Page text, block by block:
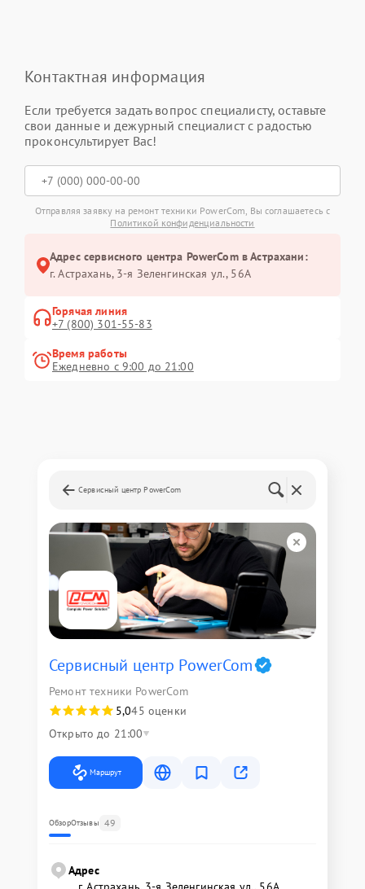
Контактная информация
Если требуется задать вопрос специалисту, оставьте
свои данные и дежурный специалист с радостью
проконсультирует Вас!
Отправляя заявку на ремонт техники PowerCom, Вы соглашаетесь с
Политикой конфиденциальности
Адрес сервисного центра PowerCom в Астрахани:
г. Астрахань, 3-я Зеленгинская ул., 56А
Горячая линия
+7 (800) 301-55-83
Время работы
Ежедневно с 9:00 до 21:00
Сервисный центр PowerCom
Сервисный центр PowerCom
Ремонт техники PowerCom
5,045 оценки
Открыто до 21:00
Маршрут
ОбзорОтзывы 49
Адрес